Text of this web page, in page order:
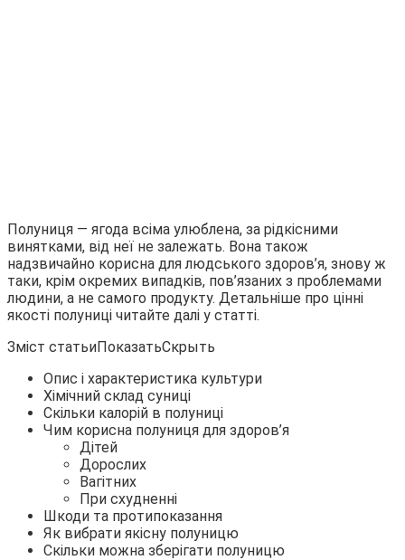
Полуниця — ягода всіма улюблена, за рідкісними
винятками, від неї не залежать. Вона також
надзвичайно корисна для людського здоров’я, знову ж
таки, крім окремих випадків, пов’язаних з проблемами
людини, а не самого продукту. Детальніше про цінні
якості полуниці читайте далі у статті.
Зміст статьиПоказатьСкрыть
Опис і характеристика культури
Хімічний склад суниці
Скільки калорій в полуниці
Чим корисна полуниця для здоров’я
Дітей
Дорослих
Вагітних
При схудненні
Шкоди та протипоказання
Як вибрати якісну полуницю
Скільки можна зберігати полуницю